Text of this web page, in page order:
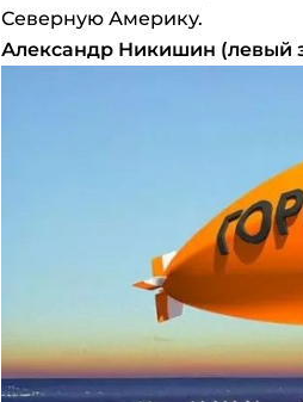
Северную Америку.
Александр Никишин (левый